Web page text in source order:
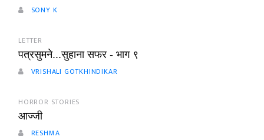
SONY K
LETTER
पत्रसुमने...सुहाना सफर - भाग ९
VRISHALI GOTKHINDIKAR
HORROR STORIES
आज्जी
RESHMA